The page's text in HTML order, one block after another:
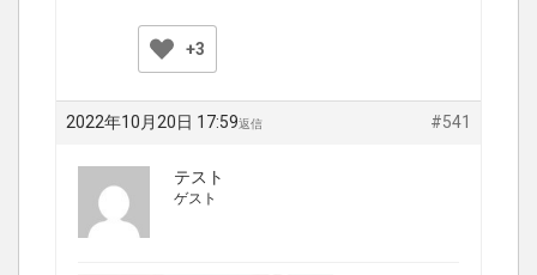
+3
2022年10月20日 17:59 #541
返信
テスト
ゲスト